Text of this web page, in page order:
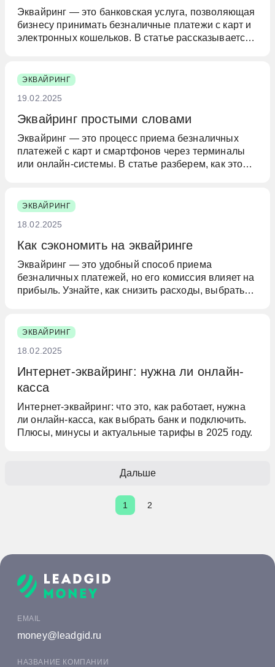
Эквайринг — это банковская услуга, позволяющая
бизнесу принимать безналичные платежи с карт и
электронных кошельков. В статье рассказывается,
нужны для оформления.
ЭКВАЙРИНГ
19.02.2025
Эквайринг простыми словами
Эквайринг — это процесс приема безналичных
платежей с карт и смартфонов через терминалы
или онлайн-системы. В статье разберем, как это
ЭКВАЙРИНГ
18.02.2025
Как сэкономить на эквайринге
Эквайринг — это удобный способ приема
безналичных платежей, но его комиссия влияет на
прибыль. Узнайте, как снизить расходы, выбрать
коды.
ЭКВАЙРИНГ
18.02.2025
Интернет-эквайринг: нужна ли онлайн-
касса
Интернет-эквайринг: что это, как работает, нужна
ли онлайн-касса, как выбрать банк и подключить.
Плюсы, минусы и актуальные тарифы в 2025 году.
1 2
Дальше
EMAIL
money@leadgid.ru
НАЗВАНИЕ КОМПАНИИ